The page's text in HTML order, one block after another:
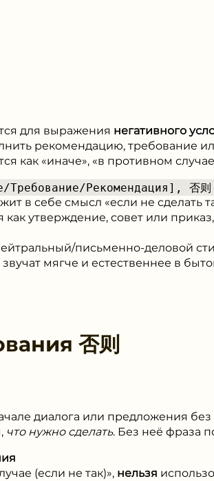
для выражения негативного
рекомендацию, требование
как «иначе», «в противном
Требование/Рекомендация], 否
в себе смысл «если не сделать
утверждение, совет или
письменно-деловой
звучат мягче и естественнее в
否则
диалога или предложения без
что нужно сделать. Без неё фраза
(если не так)», нельзя